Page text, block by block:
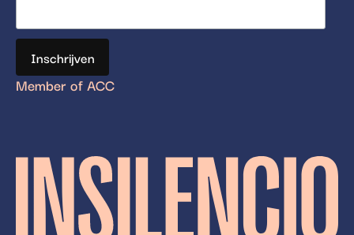
Member of ACC